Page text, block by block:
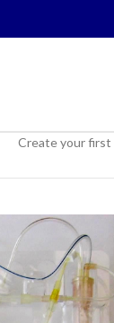
Create your first